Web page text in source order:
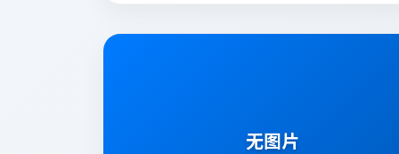
无图片